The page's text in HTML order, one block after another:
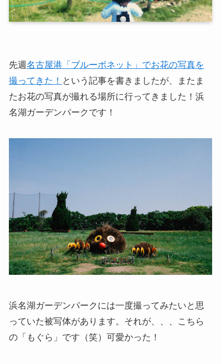
先週名古屋港「ブルーボネット」でお花の写真を
撮ってきた！ という記事を書きましたが、またま
たお花の写真が撮れる場所に行ってきました！浜
名湖ガーデンパークです！
浜名湖ガーデンパークには一度撮ってみたいと思
っていた被写体があります。それが、、、こちら
の「もぐら」です（笑）可愛かった！